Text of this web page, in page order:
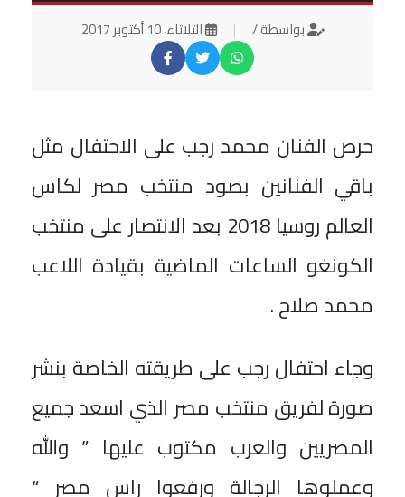
بواسطة / | الثلاثاء، 10 أكتوبر 2017
حرص الفنان محمد رجب على الاحتفال مثل
باقي الفنانين بصود منتخب مصر لكاس
العالم روسيا 2018 بعد الانتصار على منتخب
الكونغو الساعات الماضية بقيادة اللاعب
محمد صلاح .
وجاء احتفال رجب على طريقته الخاصة بنشر
صورة لفريق منتخب مصر الذي اسعد جميع
المصريين والعرب مكتوب عليها ” والله
وعملوها الرجالة ورفعوا راس مصر “